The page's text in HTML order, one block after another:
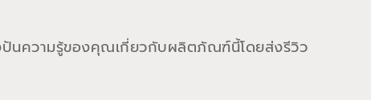
นความรู้ของคุณเกี่ยวกับผลิตภัณฑ์นี้โดยส่งรีวิว